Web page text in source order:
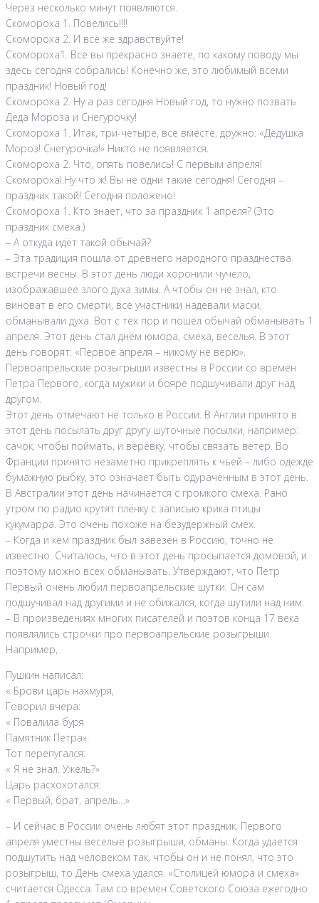
Через несколько минут появляются.
Скомороха 1. Повелись!!!!
Скомороха 2. И все же здравствуйте!
Скомороха1. Все вы прекрасно знаете, по какому поводу мы
здесь сегодня собрались! Конечно же, это любимый всеми
праздник! Новый год!
Скомороха 2. Ну а раз сегодня Новый год, то нужно позвать
Деда Мороза и Снегурочку!
Скомороха 1. Итак, три-четыре, все вместе, дружно: «Дедушка
Мороз! Снегурочка!» Никто не появляется.
Скомороха 2. Что, опять повелись! С первым апреля!
Скоморохаl.Hy что ж! Вы не одни такие сегодня! Сегодня –
праздник такой! Сегодня положено!
Скомороха 1. Кто знает, что за праздник 1 апреля? (Это
праздник смеха.)
– А откуда идёт такой обычай?
– Эта традиция пошла от древнего народного празднества
встречи весны. В этот день люди хоронили чучело,
изображавшее злого духа зимы. А чтобы он не знал, кто
виноват в его смерти, все участники надевали маски,
обманывали духа. Вот с тех пор и пошёл обычай обманывать 1
апреля. Этот день стал днём юмора, смеха, веселья. В этот
день говорят: «Первое апреля – никому не верю».
Первоапрельские розыгрыши известны в России со времён
Петра Первого, когда мужики и бояре подшучивали друг над
другом.
Этот день отмечают не только в России. В Англии принято в
этот день посылать друг другу шуточные посылки, например:
сачок, чтобы поймать, и верёвку, чтобы связать ветер. Во
Франции принято незаметно прикреплять к чьей – либо одежде
бумажную рыбку, это означает быть одураченным в этот день.
В Австралии этот день начинается с громкого смеха. Рано
утром по радио крутят плёнку с записью крика птицы
кукумарра. Это очень похоже на безудержный смех.
– Когда и кем праздник был завезён в Россию, точно не
известно. Считалось, что в этот день просыпается домовой, и
поэтому можно всех обманывать. Утверждают, что Петр
Первый очень любил первоапрельские шутки. Он сам
подшучивал над другими и не обижался, когда шутили над ним.
– В произведениях многих писателей и поэтов конца 17 века
появлялись строчки про первоапрельские розыгрыши.
Например,
Пушкин написал:
« Брови царь нахмуря,
Говорил вчера:
« Повалила буря
Памятник Петра».
Тот перепугался:
« Я не знал. Ужель?»
Царь расхохотался:
« Первый, брат, апрель…»
– И сейчас в России очень любят этот праздник. Первого
апреля уместны весёлые розыгрыши, обманы. Когда удаётся
подшутить над человеком так, чтобы он и не понял, что это
розыгрыш, то День смеха удался. «Столицей юмора и смеха»
считается Одесса. Там со времён Советского Союза ежегодно